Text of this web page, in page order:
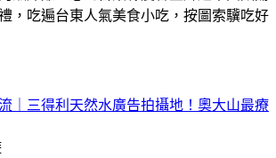
，吃遍台東人氣美食小吃，按圖索驥吃好
｜三得利天然水廣告拍攝地！奧大山最療